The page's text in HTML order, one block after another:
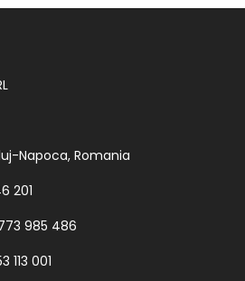
Napoca, Romania
201
985 486
001